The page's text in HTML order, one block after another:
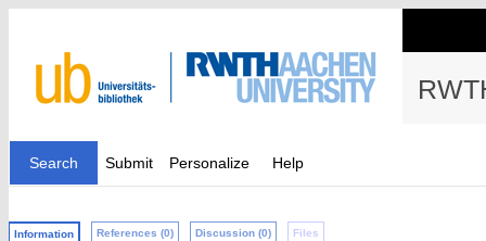
Search Submit Personalize Help
Information References (0) Discussion (0) Files